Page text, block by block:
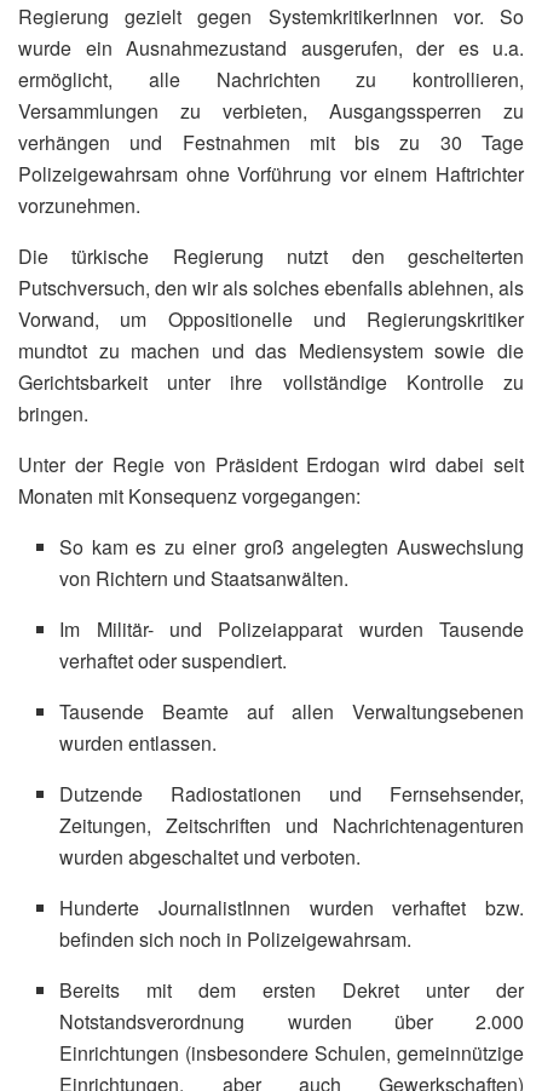
Regierung gezielt gegen SystemkritikerInnen vor. So
wurde ein Ausnahmezustand ausgerufen, der es u.a.
ermöglicht, alle Nachrichten zu kontrollieren,
Versammlungen zu verbieten, Ausgangssperren zu
verhängen und Festnahmen mit bis zu 30 Tage
Polizeigewahrsam ohne Vorführung vor einem Haftrichter
vorzunehmen.
Die türkische Regierung nutzt den gescheiterten
Putschversuch, den wir als solches ebenfalls ablehnen, als
Vorwand, um Oppositionelle und Regierungskritiker
mundtot zu machen und das Mediensystem sowie die
Gerichtsbarkeit unter ihre vollständige Kontrolle zu
bringen.
Unter der Regie von Präsident Erdogan wird dabei seit
Monaten mit Konsequenz vorgegangen:
So kam es zu einer groß angelegten Auswechslung
von Richtern und Staatsanwälten.
Im Militär- und Polizeiapparat wurden Tausende
verhaftet oder suspendiert.
Tausende Beamte auf allen Verwaltungsebenen
wurden entlassen.
Dutzende Radiostationen und Fernsehsender,
Zeitungen, Zeitschriften und Nachrichtenagenturen
wurden abgeschaltet und verboten.
Hunderte JournalistInnen wurden verhaftet bzw.
befinden sich noch in Polizeigewahrsam.
Bereits mit dem ersten Dekret unter der
Notstandsverordnung wurden über 2.000
Einrichtungen (insbesondere Schulen, gemeinnützige
Einrichtungen, aber auch Gewerkschaften)